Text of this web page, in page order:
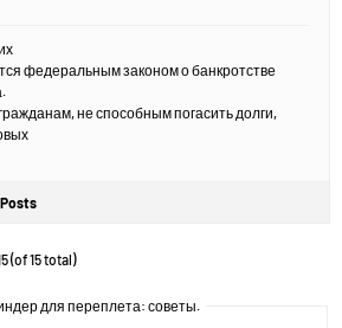
федеральным законом о банкротстве
не способным погасить долги,
Posts
(of 15 total)
для переплета: советы.